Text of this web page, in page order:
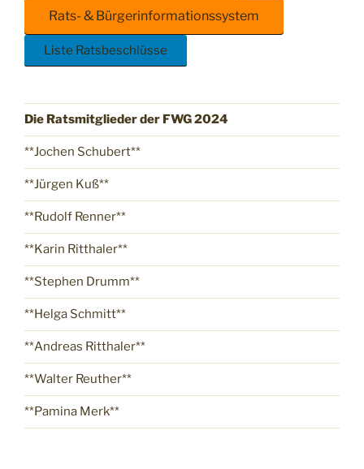
Rats- & Bürgerinformationssystem
Liste Ratsbeschlüsse
Die Ratsmitglieder der FWG 2024
**Jochen Schubert**
**Jürgen Kuß**
**Rudolf Renner**
**Karin Ritthaler**
**Stephen Drumm**
**Helga Schmitt**
**Andreas Ritthaler**
**Walter Reuther**
**Pamina Merk**